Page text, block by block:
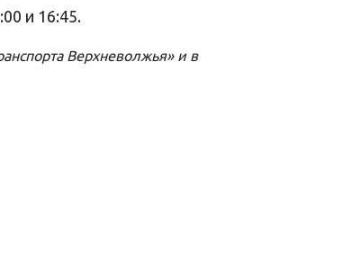
и 16:45.
Верхневолжья» и в